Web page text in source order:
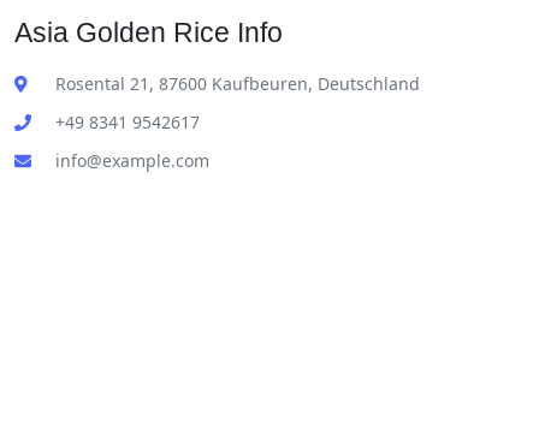
Asia Golden Rice Info
Rosental 21, 87600 Kaufbeuren, Deutschland
+49 8341 9542617
info@example.com